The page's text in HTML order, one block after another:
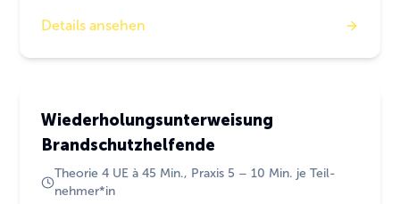
Details ansehen
Wiederholungsunterweisung
Brandschutzhelfende
Theorie 4 UE à 45 Min., Praxis 5 – 10 Min. je Teil-
nehmer*in